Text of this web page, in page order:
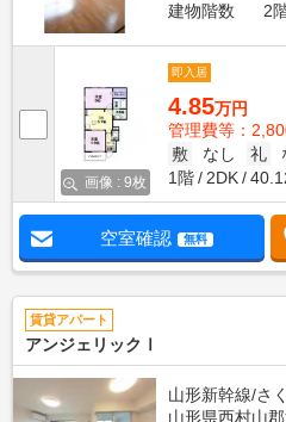
建物階数
2
画像 : 9枚
即入居
4.85万円
管理費等：
敷
なし 礼
1階
2DK
空室確認 無料
賃貸アパート
アンジェリックⅠ
山形新幹線/さ
山形県西村山